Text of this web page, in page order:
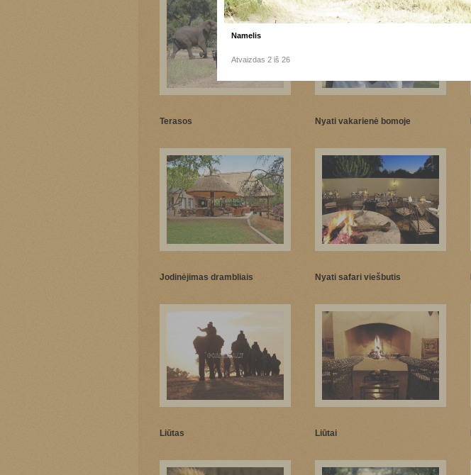
Terasos Nyati vakarienė bomoje
Jodinėjimas drambliais Nyati safari viešbutis
Liūtas Liūtai
Namelis
Atvaizdas 2 iš 26